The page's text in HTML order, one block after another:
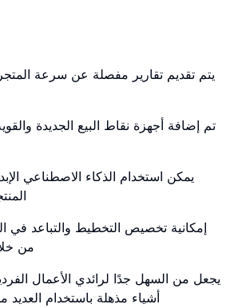
يتم تقديم تقارير مفصلة عن سرعة
تم إضافة أجهزة نقاط البيع الجديدة
يمكن استخدام الذكاء الاصطناعي
إمكانية تخصيص التخطيط والتباعد في
من
أشياء مذهلة باستخدام العديد